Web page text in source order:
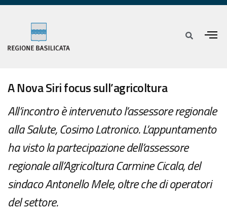
A Nova Siri focus sull’agricoltura
All’incontro è intervenuto l’assessore regionale
alla Salute, Cosimo Latronico. L’appuntamento
ha visto la partecipazione dell’assessore
regionale all’Agricoltura Carmine Cicala, del
sindaco Antonello Mele, oltre che di operatori
del settore.